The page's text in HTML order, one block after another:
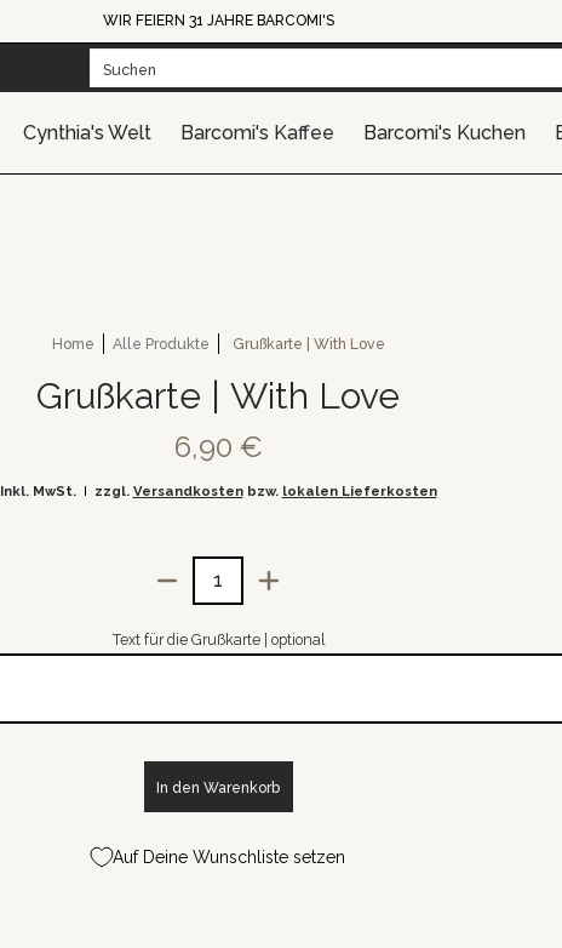
WIR FEIERN 31 JAHRE BARCOMI'S
Barcomi's Kuchen Barcomi's Catering
Cynthia's Welt Barcomi's Kaffee Barcomi's Kuchen
Home Alle Produkte Grußkarte | With Love
Grußkarte | With Love
6,90 €
Inkl. MwSt. zzgl. Versandkostenbzw. lokalen Lieferkosten
Text für die Grußkarte | optional
In den Warenkorb
Auf Deine Wunschliste setzen